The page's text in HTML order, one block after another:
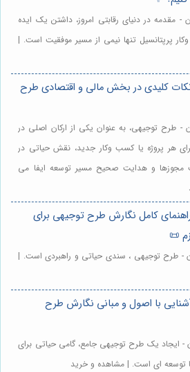
مقدمه در دنیای رقابتی امروز، داشتن یک ایده
پرپتانسیل تنها نیمی از مسیر موفقیت است. |
کلیدی در بخش مالی و اقتصادی طرح
- طرح توجیهی، به عنوان یکی از ارکان اصلی در
هر پروژه یا کسب وکار جدید، نقش حیاتی در
مجوزها و هدایت صحیح مسیر توسعه ایفا می
کامل نگارش طرح توجیهی برای
📜
- طرح توجیهی ، سندی حیاتی و راهبردی است. |
با اصول و مبانی نگارش طرح
- ایجاد یک طرح توجیهی جامع، گامی حیاتی برای
توسعه ای است. | مشاهده و خرید